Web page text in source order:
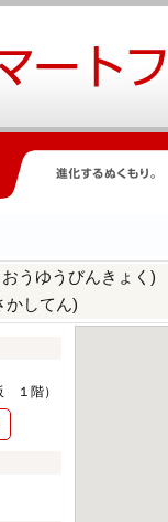
うゆうびんきょく)
かしてん)
１階）